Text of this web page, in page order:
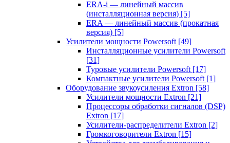
ERA-i — линейный массив
(инсталляционная версия) [5]
ERA — линейный массив (прокатная
версия) [5]
Усилители мощности Powersoft [49]
Инсталляционные усилители Powersoft
[31]
Туровые усилители Powersoft [17]
Компактные усилители Powersoft [1]
Оборудование звукоусиления Extron [58]
Усилители мощности Extron [21]
Процессоры обработки сигналов (DSP)
Extron [17]
Усилители-распределители Extron [2]
Громкоговорители Extron [15]